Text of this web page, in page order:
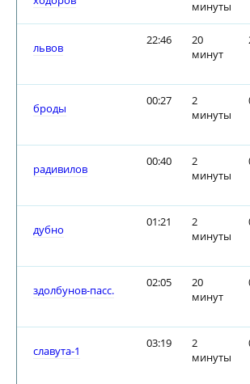
минуты
львов
22:46
20
минут
броды
00:27
2
минуты
радивилов
00:40
2
минуты
дубно
01:21
2
минуты
здолбунов-пасс.
02:05
20
минут
славута-1
03:19
2
минуты